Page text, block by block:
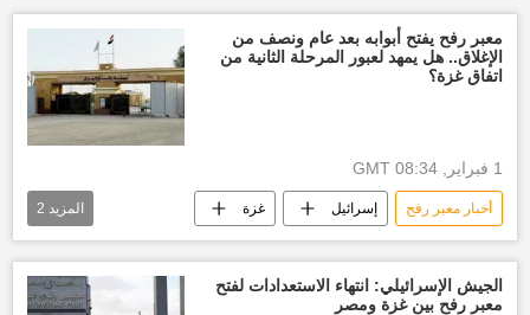
إسرائيل أخبار إسرائيل اليوم
أخبار العالم الآن العالم العربي
معبر رفح يفتح أبوابه بعد عام ونصف من
الإغلاق.. هل يمهد لعبور المرحلة الثانية من
اتفاق غزة؟
1 فبراير, 08:34 GMT
أخبار معبر رفح إسرائيل غزة
أخبار فلسطين اليوم العالم العربي
المزيد 2
الجيش الإسرائيلي: انتهاء الاستعدادات لفتح
معبر رفح بين غزة ومصر